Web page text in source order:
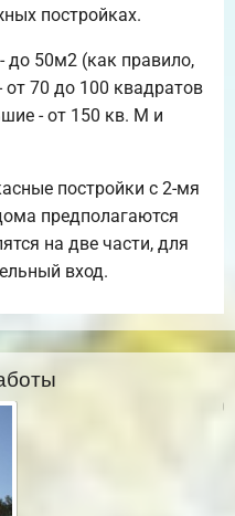
постройках.
50м2 (как правило,
70 до 100 квадратов
- от 150 кв. М и
постройки с 2-мя
предполагаются
на две части, для
вход.